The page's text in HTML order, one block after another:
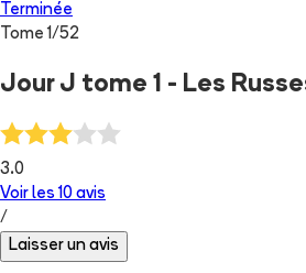
Terminée
Tome1/52
Jour J tome 1 - Les
3.0
Voir les 10 avis
/
Laisser un avis